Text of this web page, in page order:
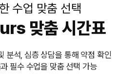
수업 맞춤 선택
맞춤 시간표
분석, 심층 상담을 통해 약점 확인
필수 수업을 맞춤 선택 가능